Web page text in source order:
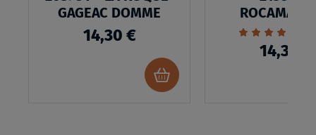
GAGEAC DOMME
14,30 €
Ajouter
au
PADIRAC
Évaluation:
14,30 €